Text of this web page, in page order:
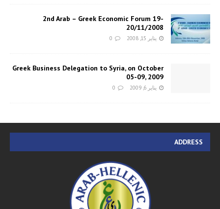
2nd Arab – Greek Economic Forum 19-
20/11/2008
يناير 15, 2008 0
Greek Business Delegation to Syria, on October
05-09, 2009
يناير 6, 2009 0
ADDRESS